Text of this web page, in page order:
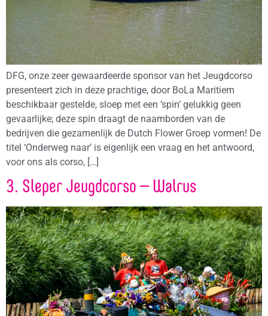
DFG, onze zeer gewaardeerde sponsor van het Jeugdcorso
presenteert zich in deze prachtige, door BoLa Maritiem
beschikbaar gestelde, sloep met een ‘spin’ gelukkig geen
gevaarlijke; deze spin draagt de naamborden van de
bedrijven die gezamenlijk de Dutch Flower Groep vormen! De
titel ‘Onderweg naar’ is eigenlijk een vraag en het antwoord,
voor ons als corso, […]
3. Sleper Jeugdcorso – Walrus